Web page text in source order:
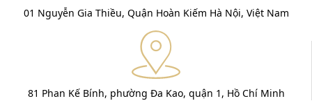
01 Nguyễn Gia Thiều, Quận Hoàn Kiếm Hà Nội, Việt Nam
81 Phan Kế Bính, phường Đa Kao, quận 1, Hồ Chí Minh